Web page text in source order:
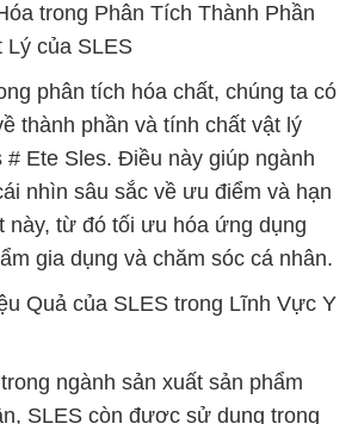
trong Phân Tích Thành Phần
Lý của SLES
phân tích hóa chất, chúng ta có
thành phần và tính chất vật lý
# Ete Sles. Điều này giúp ngành
nhìn sâu sắc về ưu điểm và hạn
này, từ đó tối ưu hóa ứng dụng
gia dụng và chăm sóc cá nhân.
Quả của SLES trong Lĩnh Vực Y
ngành sản xuất sản phẩm
SLES còn được sử dụng trong